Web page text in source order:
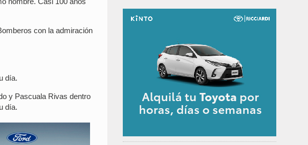
con la admiración
día.
y Pascuala Rivas dentro
día.